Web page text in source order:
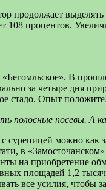
продолжает
108 процентов.
В
за четыре дня
Опыт
полосные посевы. А
сурепицей можно
в
на приобретение
площадей 1,2
все усилия, чтобы